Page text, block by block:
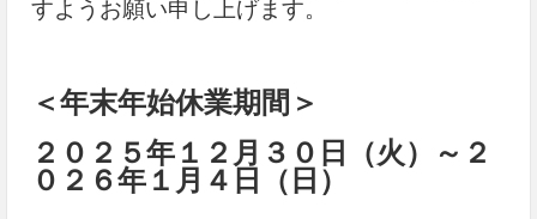
すようお願い申し上げます。
＜年末年始休業期間＞
２０２５年１２月３０日（火）～２
０２６年１月４日（日）